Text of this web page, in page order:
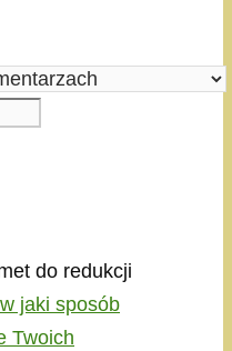
do redukcji
jaki sposób
Twoich